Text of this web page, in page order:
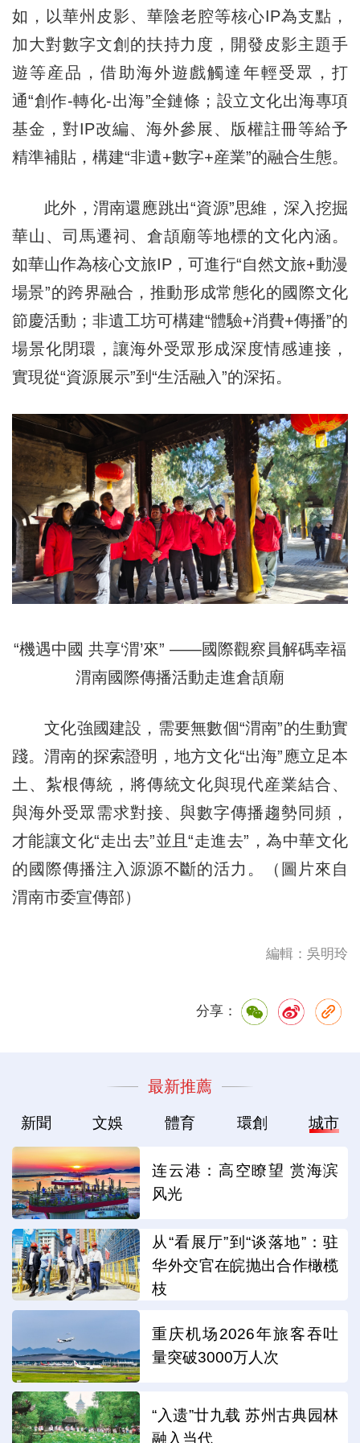
如，以華州皮影、華陰老腔等核心IP為支點，
加大對數字文創的扶持力度，開發皮影主題手
遊等産品，借助海外遊戲觸達年輕受眾，打
通“創作-轉化-出海”全鏈條；設立文化出海專項
基金，對IP改編、海外參展、版權註冊等給予
精準補貼，構建“非遺+數字+産業”的融合生態。
此外，渭南還應跳出“資源”思維，深入挖掘
華山、司馬遷祠、倉頡廟等地標的文化內涵。
如華山作為核心文旅IP，可進行“自然文旅+動漫
場景”的跨界融合，推動形成常態化的國際文化
節慶活動；非遺工坊可構建“體驗+消費+傳播”的
場景化閉環，讓海外受眾形成深度情感連接，
實現從“資源展示”到“生活融入”的深拓。
“機遇中國 共享‘渭’來” ——國際觀察員解碼幸福
渭南國際傳播活動走進倉頡廟
文化強國建設，需要無數個“渭南”的生動實
踐。渭南的探索證明，地方文化“出海”應立足本
土、紮根傳統，將傳統文化與現代産業結合、
與海外受眾需求對接、與數字傳播趨勢同頻，
才能讓文化“走出去”並且“走進去”，為中華文化
的國際傳播注入源源不斷的活力。（圖片來自
渭南市委宣傳部）
編輯：吳明玲
分享：
最新推薦
新聞 文娛 體育 環創 城市
连云港：高空瞭望 赏海滨
风光
从“看展厅”到“谈落地”：驻
华外交官在皖抛出合作橄榄
枝
重庆机场2026年旅客吞吐
量突破3000万人次
“入遗”廿九载 苏州古典园林
融入当代